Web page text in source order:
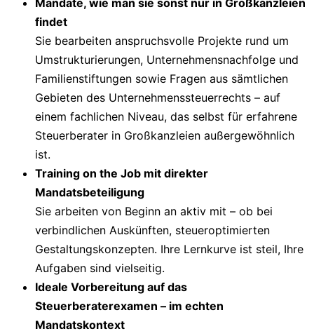
Mandate, wie man sie sonst nur in Großkanzleien
findet
Sie bearbeiten anspruchsvolle Projekte rund um
Umstrukturierungen, Unternehmensnachfolge und
Familienstiftungen sowie Fragen aus sämtlichen
Gebieten des Unternehmenssteuerrechts – auf
einem fachlichen Niveau, das selbst für erfahrene
Steuerberater in Großkanzleien außergewöhnlich
ist.
Training on the Job mit direkter
Mandatsbeteiligung
Sie arbeiten von Beginn an aktiv mit – ob bei
verbindlichen Auskünften, steueroptimierten
Gestaltungskonzepten. Ihre Lernkurve ist steil, Ihre
Aufgaben sind vielseitig.
Ideale Vorbereitung auf das
Steuerberaterexamen – im echten
Mandatskontext